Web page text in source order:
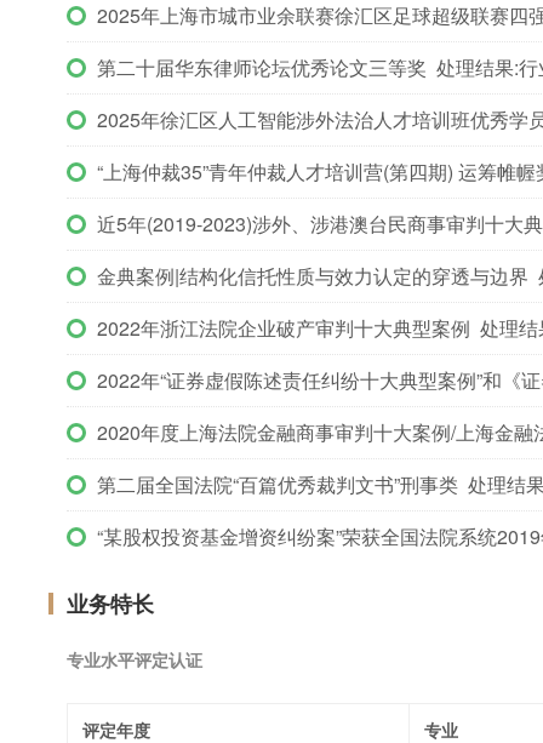
2025年上海市城市业余联赛徐汇区足球超级联赛四
第二十届华东律师论坛优秀论文三等奖 处理结果:
2025年徐汇区人工智能涉外法治人才培训班优秀学
“上海仲裁35”青年仲裁人才培训营(第四期) 运筹帷
近5年(2019-2023)涉外、涉港澳台民商事审判十大
金典案例|结构化信托性质与效力认定的穿透与边界
2022年浙江法院企业破产审判十大典型案例 处理
2022年“证券虚假陈述责任纠纷十大典型案例”和《
2020年度上海法院金融商事审判十大案例/上海金
第二届全国法院“百篇优秀裁判文书”刑事类 处理结
“某股权投资基金增资纠纷案”荣获全国法院系统
业务特长
专业水平评定认证
评定年度 专业